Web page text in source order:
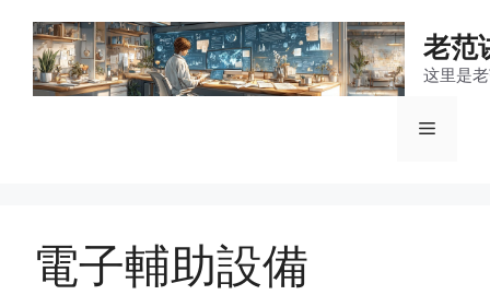
老范
这里是
菜
電子輔助設備